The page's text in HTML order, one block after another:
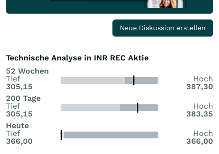
Neue Diskussion erstellen
Technische Analyse in INR REC Aktie
52 Wochen
Tief
305,15
Hoch
387,30
200 Tage
Tief
305,15
Hoch
383,35
Heute
Tief
366,00
Hoch
366,00